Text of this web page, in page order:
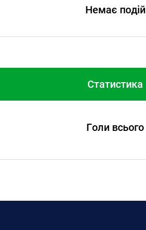
Немає подій
Статистика
Голи всього